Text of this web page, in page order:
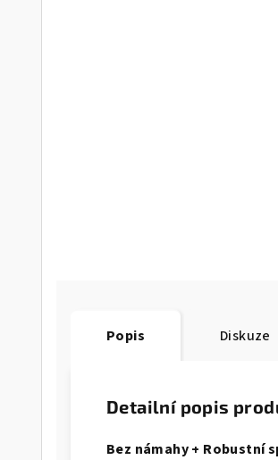
Popis Diskuze
Detailní popis
Bez námahy+ Robustní